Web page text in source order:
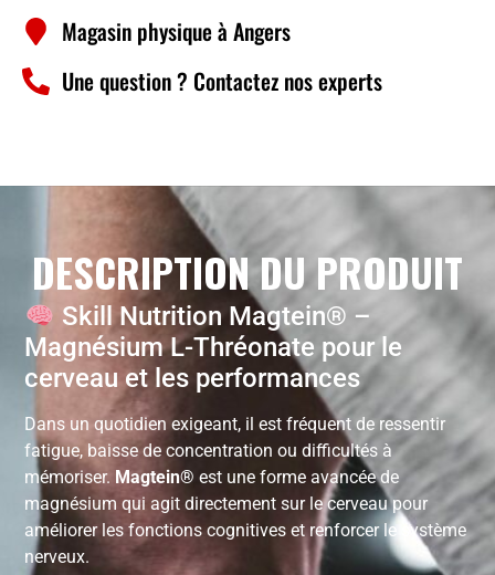
Magasin physique à Angers
Une question ? Contactez nos experts
DESCRIPTION DU PRODUIT
Skill Nutrition Magtein® –
Magnésium L-Thréonate pour le
cerveau et les performances
Dans un quotidien exigeant, il est fréquent de ressentir
fatigue, baisse de concentration ou difficultés à
mémoriser. Magtein® est une forme avancée de
magnésium qui agit directement sur le cerveau pour
améliorer les fonctions cognitives et renforcer le système
nerveux.